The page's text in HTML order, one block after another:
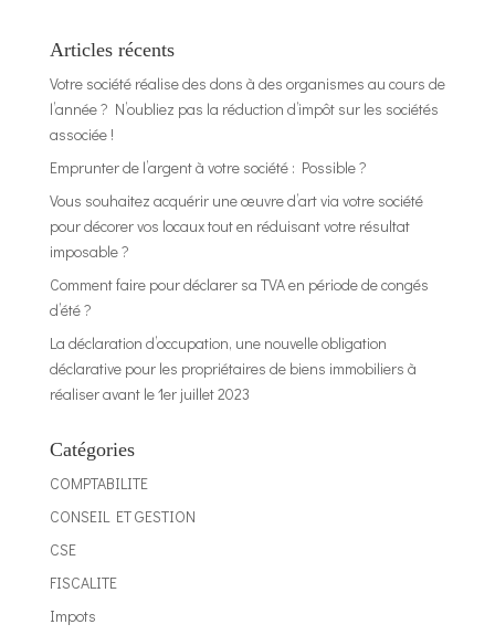
Articles récents
Votre société réalise des dons à des organismes au cours de
l’année ? N’oubliez pas la réduction d’impôt sur les sociétés
associée !
Emprunter de l’argent à votre société : Possible ?
Vous souhaitez acquérir une œuvre d’art via votre société
pour décorer vos locaux tout en réduisant votre résultat
imposable ?
Comment faire pour déclarer sa TVA en période de congés
d’été ?
La déclaration d’occupation, une nouvelle obligation
déclarative pour les propriétaires de biens immobiliers à
réaliser avant le 1er juillet 2023
Catégories
COMPTABILITE
CONSEIL ET GESTION
CSE
FISCALITE
Impots